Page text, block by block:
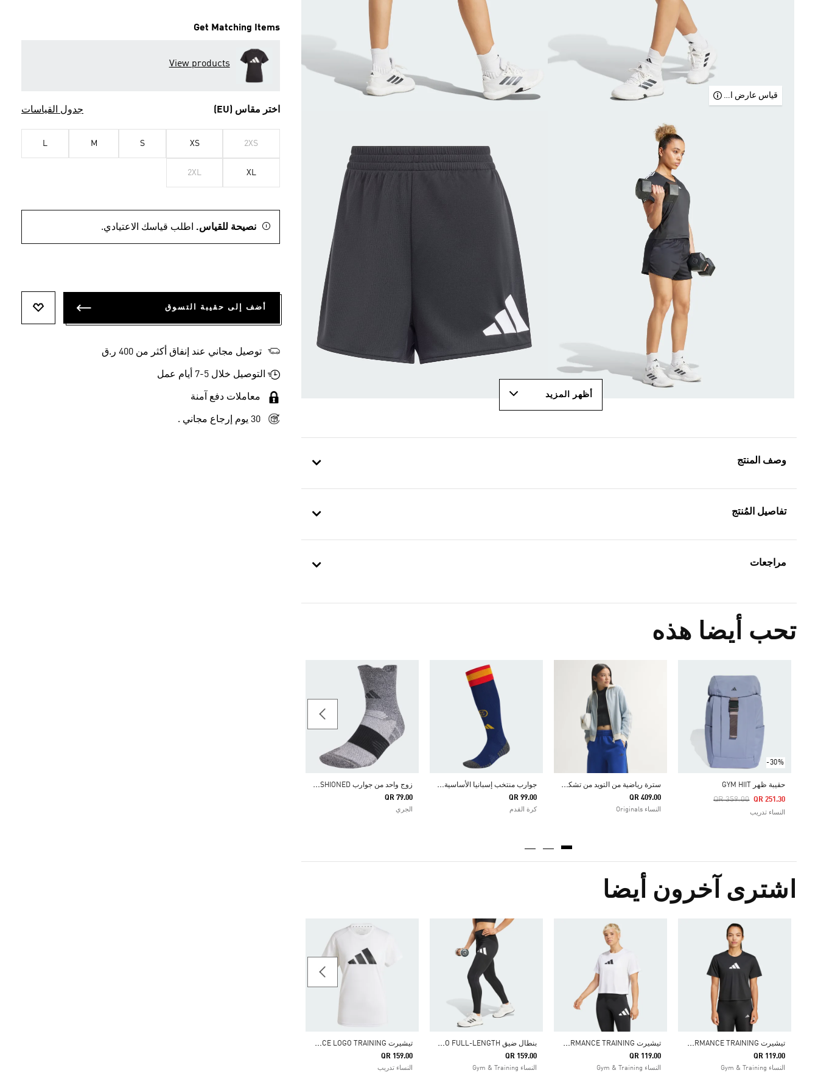
قياس عارض الأزياء
أظهر المزيد
وصف المنتج
تفاصيل المُنتج
مراجعات
تحب أيضا هذه
-30%
حقيبة ظهر GYM HIIT
Price Reduced From
QR 359.00
To QR 251.30
النساء تدريب
س
ترة رياضية من التويد من تشكيلة أوريجينالز
QR 409.00
النساء Originals
ج
وارب منتخب إسبانيا الأساسية لعام 2026
QR 99.00
كرة القدم
ز
وج واحد من جوارب RUNXCUSHIONED
QR 79.00
الجري
اشترى آخرون أيضا
ت
يشيرت TRAIN ESSENTIALS BIG LOGO PERFORMANCE TRAINING
QR 119.00
النساء Gym & Training
ت
يشيرت TRAIN ESSENTIALS BIG LOGO PERFORMANCE TRAINING
QR 119.00
النساء Gym & Training
ب
نطال ضيق TRAIN ESSENTIALS BIG LOGO FULL-LENGTH
QR 159.00
النساء Gym & Training
ت
يشيرت TRAIN ESSENTIALS BIG PERFORMANCE LOGO TRAINING
QR 159.00
النساء تدريب
Get Matching Items
View products
اختر مقاس (EU) جدول القياسات
2XS
XS
S
M
L
XL
2XL
نصيحة للقياس. اطلب قياسك الاعتيادي.
أضف إلى حقيبة التسوق
توصيل مجاني عند إنفاق أكثر من 400 ر.ق
التوصيل خلال 5-7 أيام عمل
معاملات دفع آمنة
30 يوم إرجاع مجاني .